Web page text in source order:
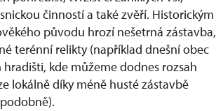
činností a také zvěří. Historickým
původu hrozí nešetrná zástavba,
terénní relikty (například dnešní obec
kde můžeme dodnes rozsah
lokálně díky méně husté zástavbě